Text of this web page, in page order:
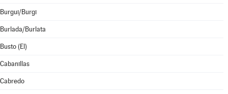
Burgui/Burgi
Burlada/Burlata
Busto (El)
Cabanillas
Cabredo